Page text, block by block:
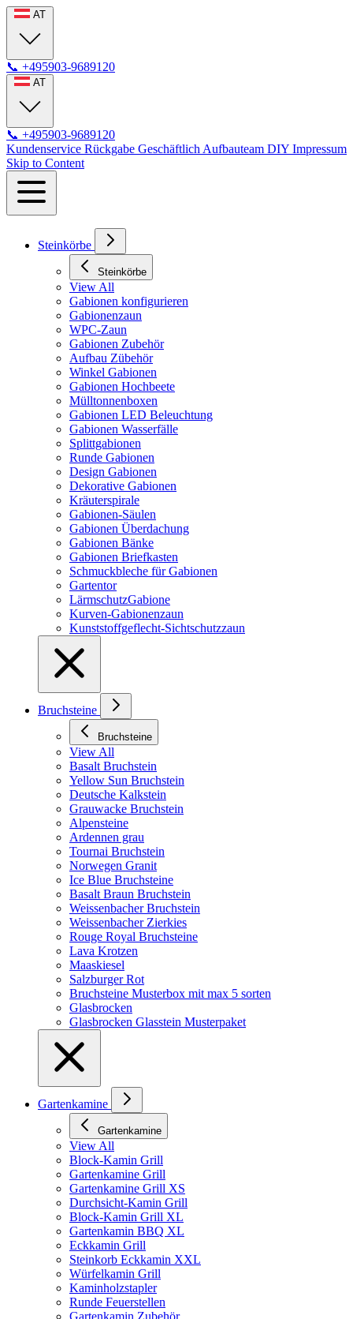
AT
📞 +495903-9689120
AT
📞 +495903-9689120
Kundenservice Rückgabe Geschäftlich Aufbauteam DIY Impressum
Skip to Content
Steinkörbe
Steinkörbe
View All
Gabionen konfigurieren
Gabionenzaun
WPC-Zaun
Gabionen Zubehör
Aufbau Zübehör
Winkel Gabionen
Gabionen Hochbeete
Mülltonnenboxen
Gabionen LED Beleuchtung
Gabionen Wasserfälle
Splittgabionen
Runde Gabionen
Design Gabionen
Dekorative Gabionen
Kräuterspirale
Gabionen-Säulen
Gabionen Überdachung
Gabionen Bänke
Gabionen Briefkasten
Schmuckbleche für Gabionen
Gartentor
LärmschutzGabione
Kurven-Gabionenzaun
Kunststoffgeflecht-Sichtschutzzaun
Bruchsteine
Bruchsteine
View All
Basalt Bruchstein
Yellow Sun Bruchstein
Deutsche Kalkstein
Grauwacke Bruchstein
Alpensteine
Ardennen grau
Tournai Bruchstein
Norwegen Granit
Ice Blue Bruchsteine
Basalt Braun Bruchstein
Weissenbacher Bruchstein
Weissenbacher Zierkies
Rouge Royal Bruchsteine
Lava Krotzen
Maaskiesel
Salzburger Rot
Bruchsteine Musterbox mit max 5 sorten
Glasbrocken
Glasbrocken Glasstein Musterpaket
Gartenkamine
Gartenkamine
View All
Block-Kamin Grill
Gartenkamine Grill
Gartenkamine Grill XS
Durchsicht-Kamin Grill
Block-Kamin Grill XL
Gartenkamin BBQ XL
Eckkamin Grill
Steinkorb Eckkamin XXL
Würfelkamin Grill
Kaminholzstapler
Runde Feuerstellen
Gartenkamin Zubehör